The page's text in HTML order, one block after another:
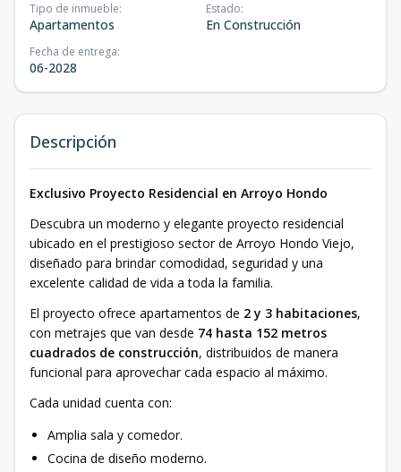
Tipo de inmueble:
Apartamentos
Estado:
En Construcción
Fecha de entrega:
06-2028
Descripción
Exclusivo Proyecto Residencial en Arroyo Hondo
Descubra un moderno y elegante proyecto residencial
ubicado en el prestigioso sector de Arroyo Hondo Viejo,
diseñado para brindar comodidad, seguridad y una
excelente calidad de vida a toda la familia.
El proyecto ofrece apartamentos de 2 y 3 habitaciones,
con metrajes que van desde 74 hasta 152 metros
cuadrados de construcción, distribuidos de manera
funcional para aprovechar cada espacio al máximo.
Cada unidad cuenta con:
Amplia sala y comedor.
Cocina de diseño moderno.